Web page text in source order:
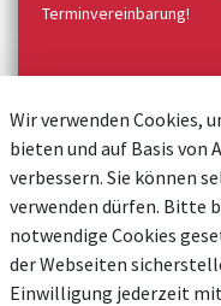
Terminvereinbarung!
Wir verwenden Cookies,
bieten und auf Basis von
verbessern. Sie können
verwenden dürfen. Bitte
notwendige Cookies
der Webseiten
Einwilligung jederzeit